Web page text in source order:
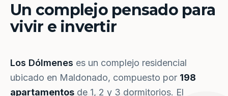
Un complejo pensado para
vivir e invertir
Los Dólmenes es un complejo residencial
ubicado en Maldonado, compuesto por 198
apartamentos de 1, 2 y 3 dormitorios. El